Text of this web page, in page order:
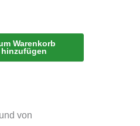
Warenkorb
hinzufügen
von